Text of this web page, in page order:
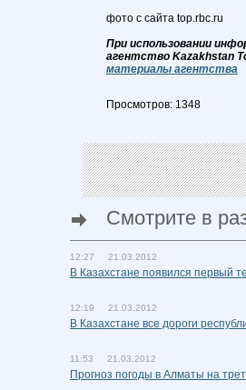
фото с сайта top.rbc.ru
При использовании
агентство Kazakhstan
материалы агентства
Просмотров: 1348
Смотрите в
12:27 21.03.2012
В Казахстане появился первый
12:19 21.03.2012
В Казахстане все дороги
11:53 21.03.2012
Прогноз погоды в Алматы на